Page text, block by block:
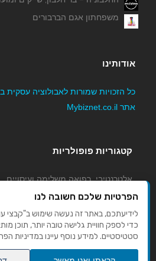
משפחתון אגם הברבורים
אודותינו
אתר Mybiznet.co.il
קטגוריות פופולריות
אלטרנטיבי, רפואה משלימה ועיסויים
גני ילדים, משפחתונים וצהרונים
קוסמטיקה טיפוח ויופי
מורים לנהיגה
הפרטיות שלכם חשובה לנו
כדי לספק חוויית גלישה טובה יותר, תוכן
סטטיסטיים. למידע נוסף עיינו במדיניות